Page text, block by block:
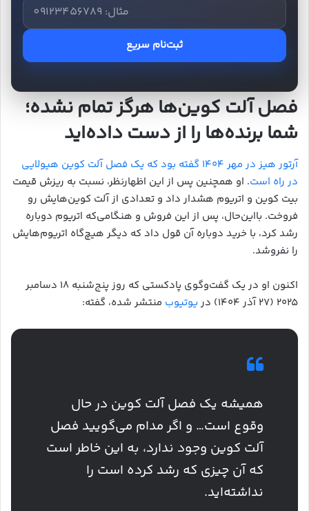
ثبت‌نام سریع
فصل آلت کوین‌ها هرگز تمام نشده؛
شما برنده‌ها را از دست داده‌اید
آرتور هیز در مهر ۱۴۰۴ گفته بود که یک فصل آلت کوین هیولایی
در راه است. او همچنین پس از این اظهارنظر، نسبت به ریزش قیمت
بیت کوین و اتریوم هشدار داد و تعدادی از آلت کوین‌هایش رو
فروخت. بااین‌حال، پس از این فروش و هنگامی‌که اتریوم دوباره
رشد کرد، با خرید دوباره آن قول داد که دیگر هیچ‌گاه اتریوم‌هایش
را نفروشد.
اکنون او در یک گفت‌وگوی پادکستی که روز پنج‌شنبه ۱۸ دسامبر
۲۰۲۵ (۲۷ آذر ۱۴۰۴) در
یوتیوب منتشر شده، گفته:
همیشه یک فصل آلت کوین در حال
وقوع است… و اگر مدام می‌گویید فصل
آلت کوین وجود ندارد، به این خاطر است
که آن چیزی که رشد کرده است را
نداشته‌اید.